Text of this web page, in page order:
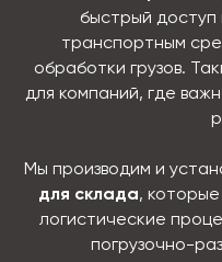
быстрый доступ
транспортным
обработки грузов.
для компаний, где
Мы производим и
для склада,
логистические
погрузочно-